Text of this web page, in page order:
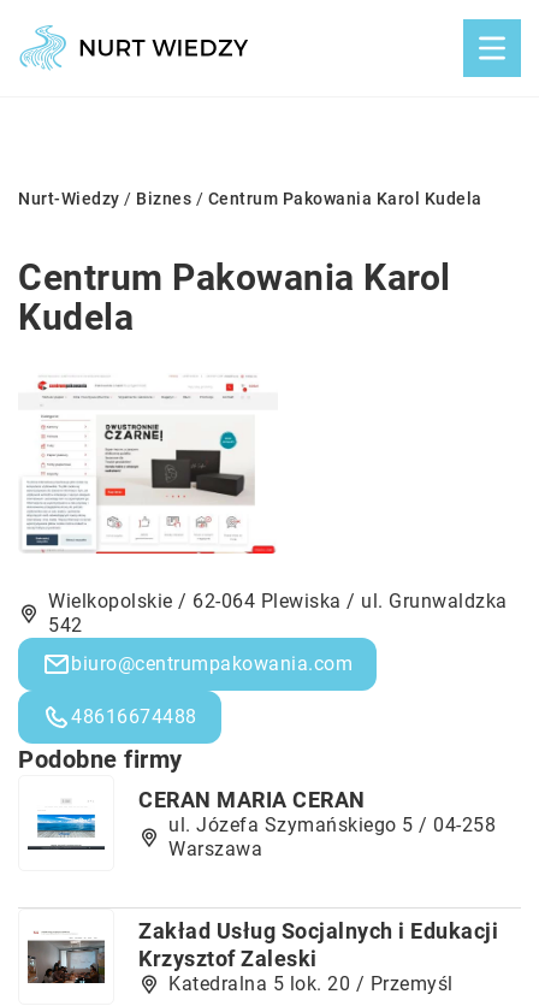
Nurt-Wiedzy / Biznes / Centrum Pakowania Karol Kudela
Centrum Pakowania Karol
Kudela
Wielkopolskie / 62-064 Plewiska / ul. Grunwaldzka
542
biuro@centrumpakowania.com
48616674488
Podobne firmy
CERAN MARIA CERAN
ul. Józefa Szymańskiego 5 / 04-258
Warszawa
Zakład Usług Socjalnych i Edukacji
Krzysztof Zaleski
Katedralna 5 lok. 20 / Przemyśl